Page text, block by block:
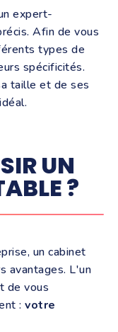
expert-
Afin de vous
types de
spécificités.
taille et de ses
UN
?
un cabinet
avantages. L'un
de vous
: votre